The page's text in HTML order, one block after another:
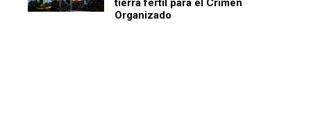
tierra fértil para el Crimen
Organizado